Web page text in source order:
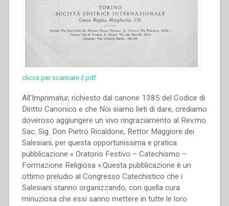
clicca per scaricare il pdf
All’Imprimatur, richiesto dal canone 1385 del Codice di
Diritto Canonico e che Noi siamo lieti di dare, crediamo
doveroso aggiungere un vivo ringraziamento al Rev.mo
Sac. Sig. Don Pietro Ricaldone, Rettor Maggiore dei
Salesiani, per questa opportunissima e pratica
pubblicazione « Oratorio Festivo – Catechismo –
Formazione Religiosa ».Questa pubblicazione è un
ottimo preludio al Congresso Catechistico che i
Salesiani stanno organizzando, con quella cura
minuziosa che essi sanno mettere in tutte le loro